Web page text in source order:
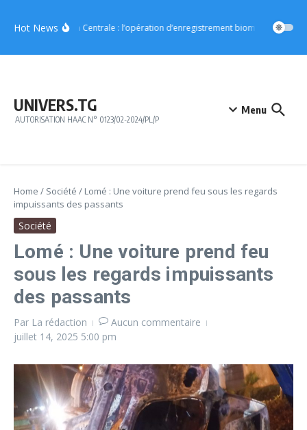
Hot NewsRégion Centrale : l’opération d’enregistrement biométrique
UNIVERS.TG
AUTORISATION HAAC N° 0123/02-2024/PL/P
Menu
Home / Société / Lomé : Une voiture prend feu sous les regards
impuissants des passants
Société
Lomé : Une voiture prend feu
sous les regards impuissants
des passants
Par La rédaction
Aucun commentaire
juillet 14, 2025 5:00 pm